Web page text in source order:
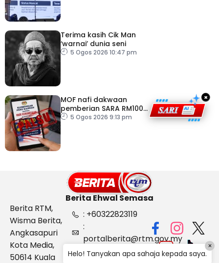
Terima kasih Cik Man
‘warnai’ dunia seni
5 Ogos 2026 10:47 pm
MOF nafi dakwaan
pemberian SARA RM100
sempena Hari
5 Ogos 2026 9:13 pm
×
Berita Ehwal Semasa
Berita RTM,
Wisma Berita,
Angkasapuri
Kota Media,
50614 Kuala
: +60322823119
:
portalberita@rtm.gov.my
: Aduan &
Helo! Tanyakan apa sahaja kepada saya.
×